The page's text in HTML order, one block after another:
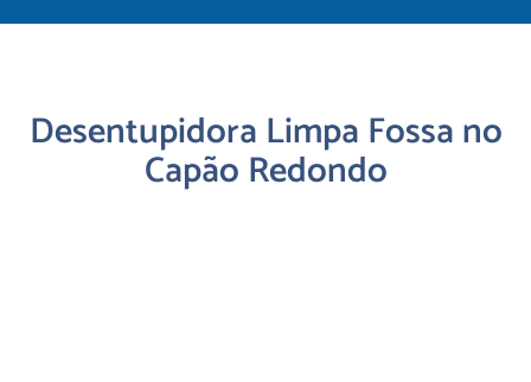
Desentupidora Limpa Fossa no
Capão Redondo